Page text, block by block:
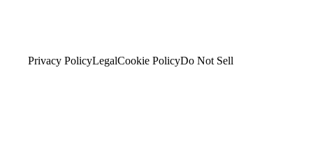
Privacy PolicyLegalCookie PolicyDo Not Sell